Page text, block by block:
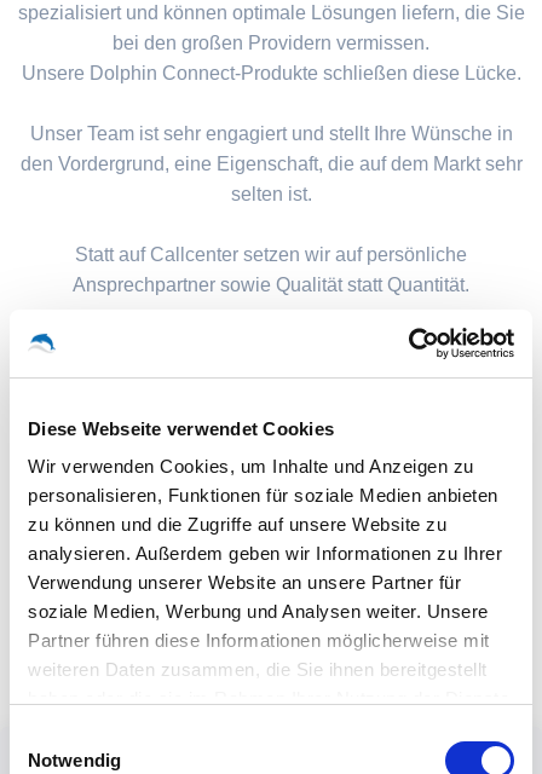
Diese Webseite verwendet Cookies
Wir verwenden Cookies, um Inhalte und Anzeigen zu
personalisieren, Funktionen für soziale Medien anbieten
zu können und die Zugriffe auf unsere Website zu
analysieren. Außerdem geben wir Informationen zu Ihrer
Verwendung unserer Website an unsere Partner für
soziale Medien, Werbung und Analysen weiter. Unsere
Partner führen diese Informationen möglicherweise mit
weiteren Daten zusammen, die Sie ihnen bereitgestellt
Notwendig
spezialisiert und können optimale Lösungen liefern, die Sie
bei den großen Providern vermissen.
Unsere Dolphin Connect-Produkte schließen diese Lücke.
Unser Team ist sehr engagiert und stellt Ihre Wünsche in
den Vordergrund, eine Eigenschaft, die auf dem Markt sehr
selten ist.
Statt auf Callcenter setzen wir auf persönliche
Ansprechpartner sowie Qualität statt Quantität.